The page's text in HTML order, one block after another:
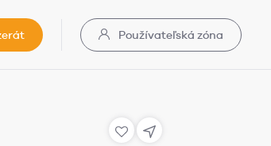
Používateľská zóna